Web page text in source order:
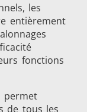
les
entièrement
fonctions
de tous les